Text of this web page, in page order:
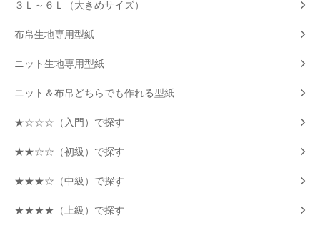
３Ｌ～６Ｌ（大きめサイズ）
布帛生地専用型紙
ニット生地専用型紙
ニット＆布帛どちらでも作れる型紙
★☆☆☆（入門）で探す
★★☆☆（初級）で探す
★★★☆（中級）で探す
★★★★（上級）で探す